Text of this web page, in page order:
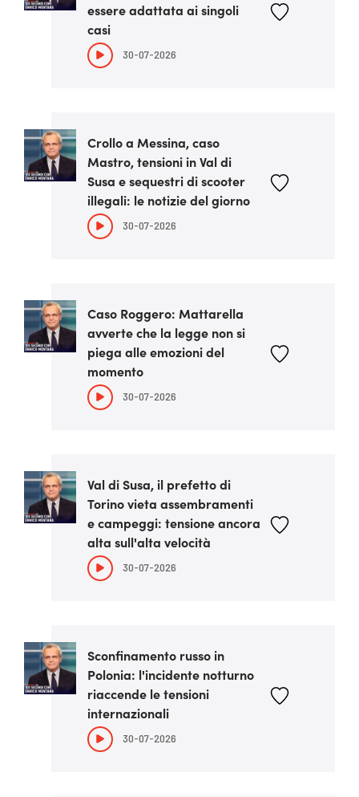
essere adattata ai singoli
casi
30-07-2026
Crollo a Messina, caso
Mastro, tensioni in Val di
Susa e sequestri di scooter
illegali: le notizie del giorno
30-07-2026
Caso Roggero: Mattarella
avverte che la legge non si
piega alle emozioni del
momento
30-07-2026
Val di Susa, il prefetto di
Torino vieta assembramenti
e campeggi: tensione ancora
alta sull'alta velocità
30-07-2026
Sconfinamento russo in
Polonia: l'incidente notturno
riaccende le tensioni
internazionali
30-07-2026